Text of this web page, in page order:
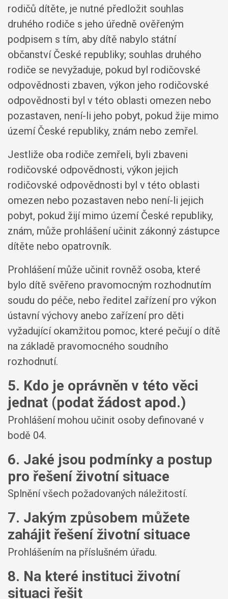
rodičů dítěte, je nutné předložit souhlas
druhého rodiče s jeho úředně ověřeným
podpisem s tím, aby dítě nabylo státní
občanství České republiky; souhlas druhého
rodiče se nevyžaduje, pokud byl rodičovské
odpovědnosti zbaven, výkon jeho rodičovské
odpovědnosti byl v této oblasti omezen nebo
pozastaven, není-li jeho pobyt, pokud žije mimo
území České republiky, znám nebo zemřel.
Jestliže oba rodiče zemřeli, byli zbaveni
rodičovské odpovědnosti, výkon jejich
rodičovské odpovědnosti byl v této oblasti
omezen nebo pozastaven nebo není-li jejich
pobyt, pokud žijí mimo území České republiky,
znám, může prohlášení učinit zákonný zástupce
dítěte nebo opatrovník.
Prohlášení může učinit rovněž osoba, které
bylo dítě svěřeno pravomocným rozhodnutím
soudu do péče, nebo ředitel zařízení pro výkon
ústavní výchovy anebo zařízení pro děti
vyžadující okamžitou pomoc, které pečují o dítě
na základě pravomocného soudního
rozhodnutí.
5. Kdo je oprávněn v této věci
jednat (podat žádost apod.)
Prohlášení mohou učinit osoby definované v
bodě 04.
6. Jaké jsou podmínky a postup
pro řešení životní situace
Splnění všech požadovaných náležitostí.
7. Jakým způsobem můžete
zahájit řešení životní situace
Prohlášením na příslušném úřadu.
8. Na které instituci životní
situaci řešit